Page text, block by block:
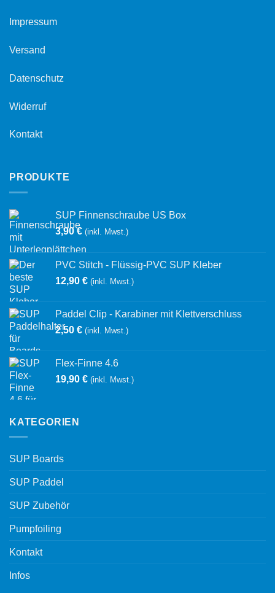
Impressum
Versand
Datenschutz
Widerruf
Kontakt
PRODUKTE
SUP Finnenschraube US Box
3,90€ (inkl. Mwst.)
PVC Stitch - Flüssig-PVC SUP Kleber
12,90 € (inkl. Mwst.)
Paddel Clip - Karabiner mit Klettverschluss
2,50 € (inkl. Mwst.)
Flex-Finne 4.6
19,90 € (inkl. Mwst.)
KATEGORIEN
SUP Boards
SUP Paddel
SUP Zubehör
Pumpfoiling
Kontakt
Infos